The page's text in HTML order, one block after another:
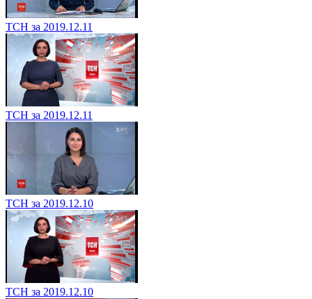
ТСН за 2019.12.11
ТСН за 2019.12.11
ТСН за 2019.12.10
ТСН за 2019.12.10